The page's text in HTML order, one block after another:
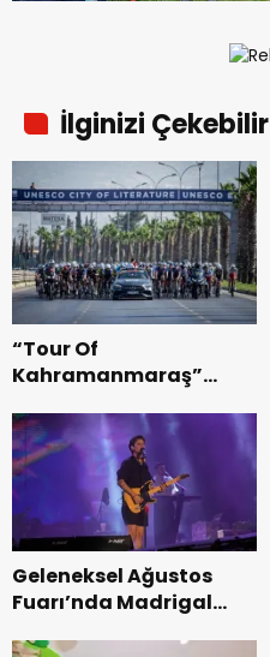
İlginizi Çekebilir
“Tour Of
Kahramanmaraş”
Bisikleti Turnuvası
Tamamlandı.
Geleneksel Ağustos
Fuarı’nda Madrigal